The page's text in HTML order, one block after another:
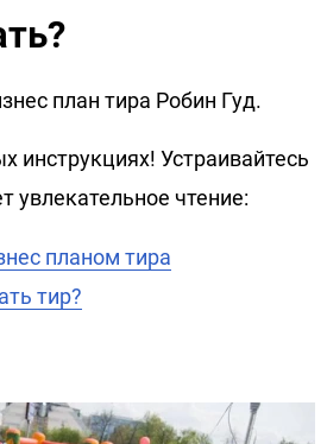
план тира Робин Гуд.
инструкциях! Устраивайтесь
увлекательное чтение:
планом тира
тир?